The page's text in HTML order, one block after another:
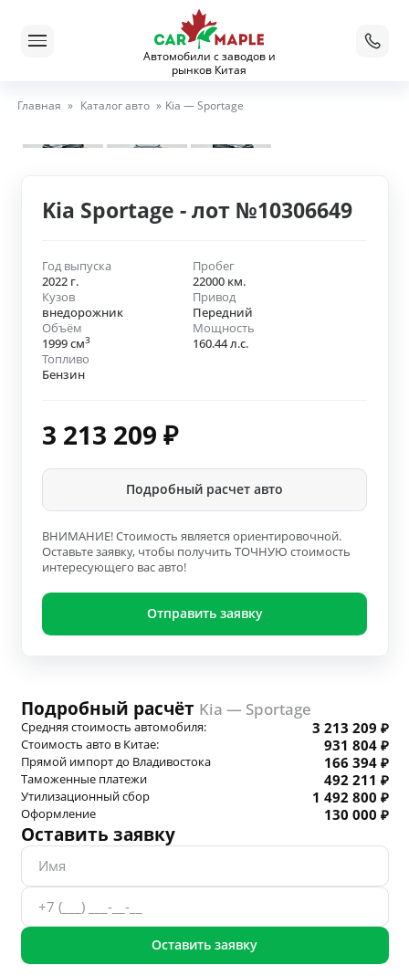
Автомобили с заводов и
рынков Китая
Главная » Каталог авто » Kia — Sportage
Kia Sportage - лот №10306649
Год выпуска
2022 г.
Пробег
22000 км.
Кузов
внедорожник
Привод
Передний
Объём
1999 см3
Мощность
160.44 л.с.
Топливо
Бензин
3 213 209 ₽
Подробный расчет авто
ВНИМАНИЕ! Стоимость является ориентировочной.
Оставьте заявку, чтобы получить ТОЧНУЮ стоимость
интересующего вас авто!
Отправить заявку
Подробный расчёт Kia — Sportage
Средняя стоимость автомобиля: 3 213 209 ₽
Стоимость авто в Китае: 931 804 ₽
Прямой импорт до Владивостока 166 394 ₽
Таможенные платежи 492 211 ₽
Утилизационный сбор 1 492 800 ₽
Оформление 130 000 ₽
Оставить заявку
Оставить заявку